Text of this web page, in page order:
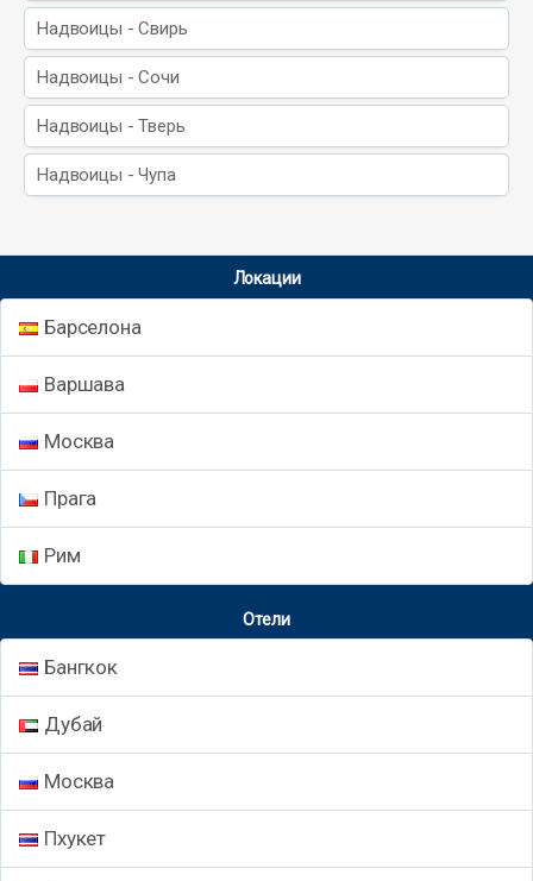
Надвоицы - Свирь
Надвоицы - Сочи
Надвоицы - Тверь
Надвоицы - Чупа
Локации
Барселона
Варшава
Москва
Прага
Рим
Отели
Бангкок
Дубай
Москва
Пхукет